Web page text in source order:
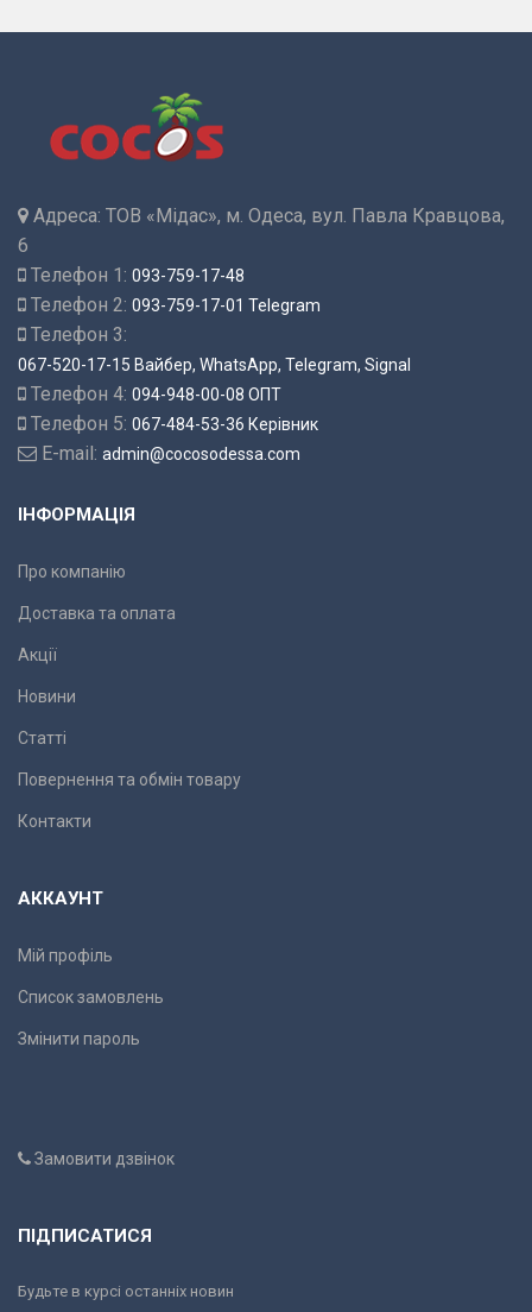
Адреса: ТОВ «Мідас», м. Одеса, вул. Павла Кравцова,
6
Телефон 1: 093-759-17-48
Телефон 2: 093-759-17-01 Telegram
Телефон 3:
067-520-17-15 Вайбер, WhatsApp, Telegram, Signal
Телефон 4: 094-948-00-08 ОПТ
Телефон 5: 067-484-53-36 Керівник
E-mail: admin@cocosodessa.com
ІНФОРМАЦІЯ
Про компанію
Доставка та оплата
Акції
Новини
Статті
Повернення та обмін товару
Контакти
АККАУНТ
Мій профіль
Список замовлень
Змінити пароль
Замовити дзвінок
ПІДПИСАТИСЯ
Будьте в курсі останніх новин